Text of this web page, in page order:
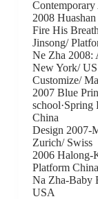
2008
Fire His
Jinsong/
Ne Zha 2008:
New York/ US
Customize/
2007 Blue
China
Design 2007-
Zurich/ Swiss
2006 Halong-
Platform
Na Zha-Baby
USA